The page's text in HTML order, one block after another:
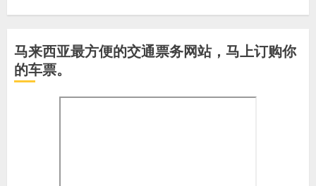
马来西亚最方便的交通票务网站，马上订购你
的车票。